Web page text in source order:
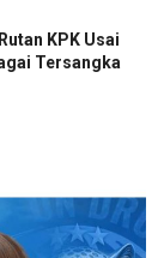
KPK Usai
Tersangka